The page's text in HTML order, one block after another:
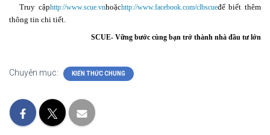
Truy cậphttp://www.scue.vnhoặchttp://www.facebook.com/clbscueđể biết thêm
thông tin chi tiết.
SCUE- Vững bước cùng bạn trở thành nhà đầu tư lớn
Chuyên mục: KIẾN THỨC CHUNG